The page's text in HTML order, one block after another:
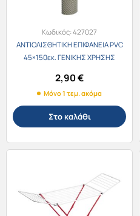
Κωδικός:427027
ΑΝΤΙΟΛΙΣΘΗΤΙΚΗ ΕΠΙΦΑΝΕΙΑ PVC
45×150εκ. ΓΕΝΙΚΗΣ ΧΡΗΣΗΣ
2,90€
Μόνο 1 τεμ. ακόμα
Στο καλάθι